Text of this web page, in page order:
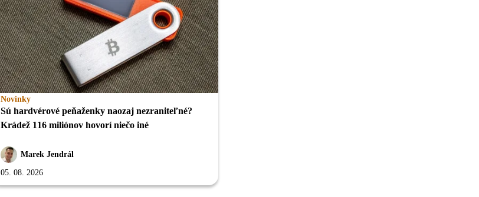
Novinky
Sú hardvérové peňaženky naozaj nezraniteľné?
Krádež 116 miliónov hovorí niečo iné
Marek Jendrál
05. 08. 2026